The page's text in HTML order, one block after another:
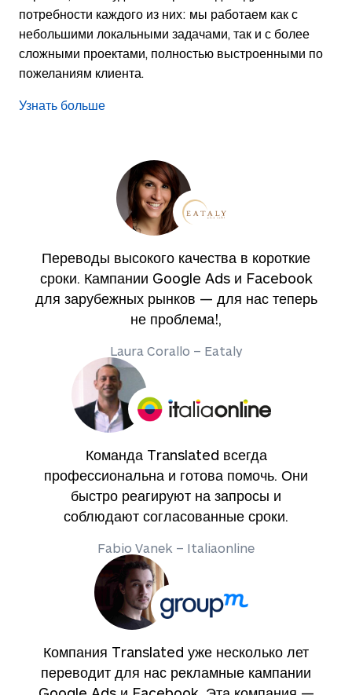
Переводы высокого качества в короткие
сроки. Кампании Google Ads и Facebook
для зарубежных рынков — для нас теперь
не проблема!,
Laura Corallo – Eataly
Команда Translated всегда
профессиональна и готова помочь. Они
быстро реагируют на запросы и
соблюдают согласованные сроки.
Fabio Vanek – Italiaonline
Компания Translated уже несколько лет
переводит для нас рекламные кампании
потребности каждого из них: мы работаем как с
небольшими локальными задачами, так и с более
сложными проектами, полностью выстроенными по
пожеланиям клиента.
Узнать больше